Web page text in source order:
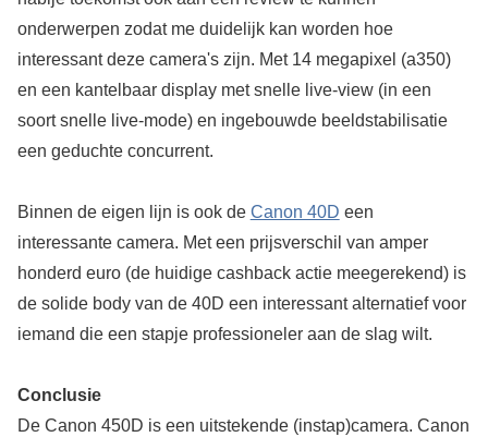
onderwerpen zodat me duidelijk kan worden hoe
interessant deze camera's zijn. Met 14 megapixel (a350)
en een kantelbaar display met snelle live-view (in een
soort snelle live-mode) en ingebouwde beeldstabilisatie
een geduchte concurrent.
Binnen de eigen lijn is ook de Canon 40D een
interessante camera. Met een prijsverschil van amper
honderd euro (de huidige cashback actie meegerekend) is
de solide body van de 40D een interessant alternatief voor
iemand die een stapje professioneler aan de slag wilt.
Conclusie
De Canon 450D is een uitstekende (instap)camera. Canon